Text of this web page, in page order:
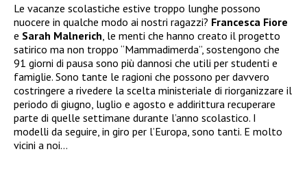
Le vacanze scolastiche estive troppo lunghe possono
nuocere in qualche modo ai nostri ragazzi? Francesca Fiore
e Sarah Malnerich , le menti che hanno creato il progetto
satirico ma non troppo “Mammadimerda”, sostengono che
91 giorni di pausa sono più dannosi che utili per studenti e
famiglie. Sono tante le ragioni che possono per davvero
costringere a rivedere la scelta ministeriale di riorganizzare il
periodo di giugno, luglio e agosto e addirittura recuperare
parte di quelle settimane durante l’anno scolastico. I
modelli da seguire, in giro per l’Europa, sono tanti. E molto
vicini a noi…